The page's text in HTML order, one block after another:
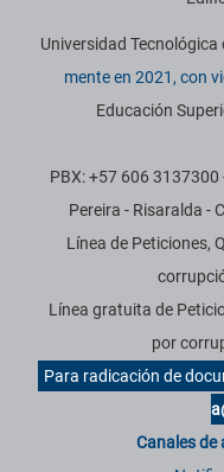
Universidad Tecnológica
mente en 2021, con
Educación
PBX: +57 606
Pereira - Risaralda -
Línea de Peticiones,
Línea gratuita de
por
Para radicación de
Canales